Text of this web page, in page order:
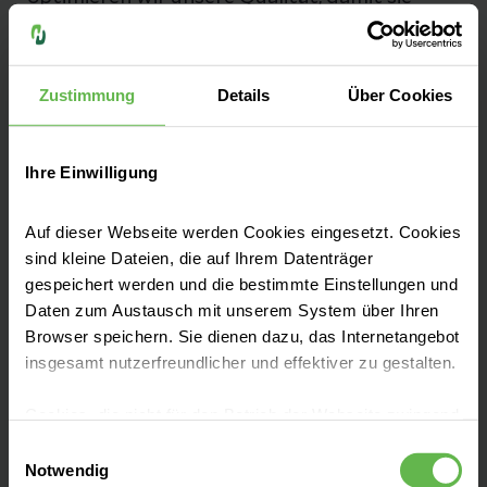
Zustimmung Details Über Cookies
Ihre Einwilligung
Auf dieser Webseite werden Cookies eingesetzt. Cookies
sind kleine Dateien, die auf Ihrem Datenträger
gespeichert werden und die bestimmte Einstellungen und
Daten zum Austausch mit unserem System über Ihren
Browser speichern. Sie dienen dazu, das Internetangebot
insgesamt nutzerfreundlicher und effektiver zu gestalten.
eingesetzt werden.
Notwendig
bestmöglich und sicher behandelt werden.
Fachbereiche
Unsere Zentren
Zuzahlung & Kosten